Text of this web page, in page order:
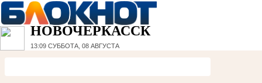
НОВОЧЕРКАССК
13:09 СУББОТА, 08 АВГУСТА